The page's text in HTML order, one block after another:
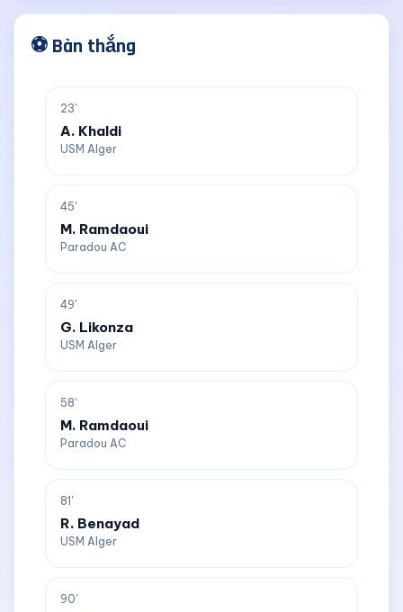
⚽ Bàn thắng
23'
A. Khaldi
USM Alger
45'
M. Ramdaoui
Paradou AC
49'
G. Likonza
USM Alger
58'
M. Ramdaoui
Paradou AC
81'
R. Benayad
USM Alger
90'